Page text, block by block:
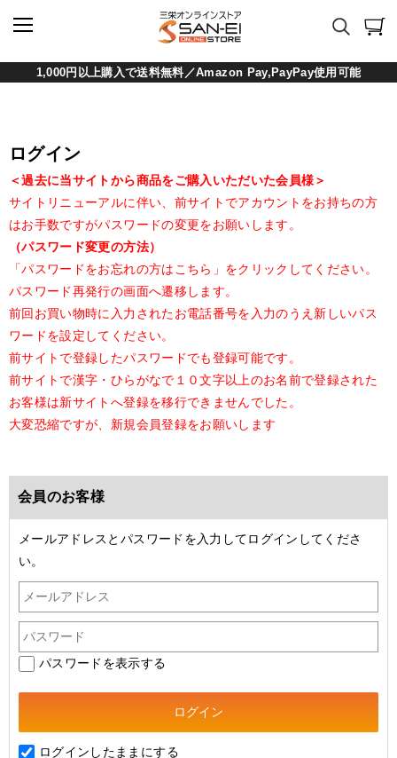
1,000円以上購入で送料無料／Amazon Pay,PayPay使用可能
ログイン
＜過去に当サイトから商品をご購入いただいた会員様＞
サイトリニューアルに伴い、前サイトでアカウントをお持ちの方
はお手数ですがパスワードの変更をお願いします。
（パスワード変更の方法）
「パスワードをお忘れの方はこちら」をクリックしてください。
パスワード再発行の画面へ遷移します。
前回お買い物時に入力されたお電話番号を入力のうえ新しいパス
ワードを設定してください。
前サイトで登録したパスワードでも登録可能です。
前サイトで漢字・ひらがなで１０文字以上のお名前で登録された
お客様は新サイトへ登録を移行できませんでした。
大変恐縮ですが、新規会員登録をお願いします
会員のお客様
メールアドレスとパスワードを入力してログインしてくださ
い。
パスワードを表示する
ログインしたままにする